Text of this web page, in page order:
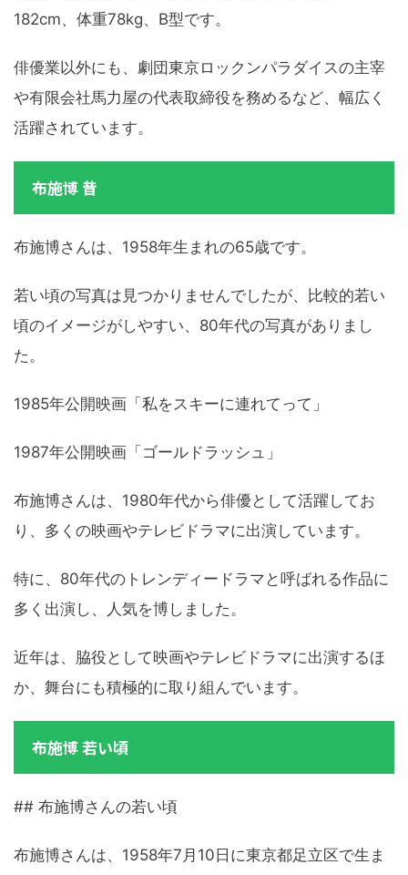
182cm、体重78kg、B型です。
俳優業以外にも、劇団東京ロックンパラダイスの主宰
や有限会社馬力屋の代表取締役を務めるなど、幅広く
活躍されています。
布施博 昔
布施博さんは、1958年生まれの65歳です。
若い頃の写真は見つかりませんでしたが、比較的若い
頃のイメージがしやすい、80年代の写真がありまし
た。
1985年公開映画「私をスキーに連れてって」
1987年公開映画「ゴールドラッシュ」
布施博さんは、1980年代から俳優として活躍してお
り、多くの映画やテレビドラマに出演しています。
特に、80年代のトレンディードラマと呼ばれる作品に
多く出演し、人気を博しました。
近年は、脇役として映画やテレビドラマに出演するほ
か、舞台にも積極的に取り組んでいます。
布施博 若い頃
## 布施博さんの若い頃
布施博さんは、1958年7月10日に東京都足立区で生ま